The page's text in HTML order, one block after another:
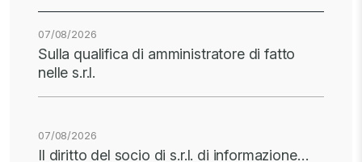
07/08/2026
Sulla qualifica di amministratore di fatto
nelle s.r.l.
07/08/2026
Il diritto del socio di s.r.l. di informazione…